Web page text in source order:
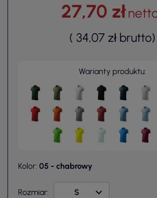
27,70 zł
( 34,07 zł brutto)
Warianty produktu:
Kolor: 05 - chabrowy
Rozmiar: